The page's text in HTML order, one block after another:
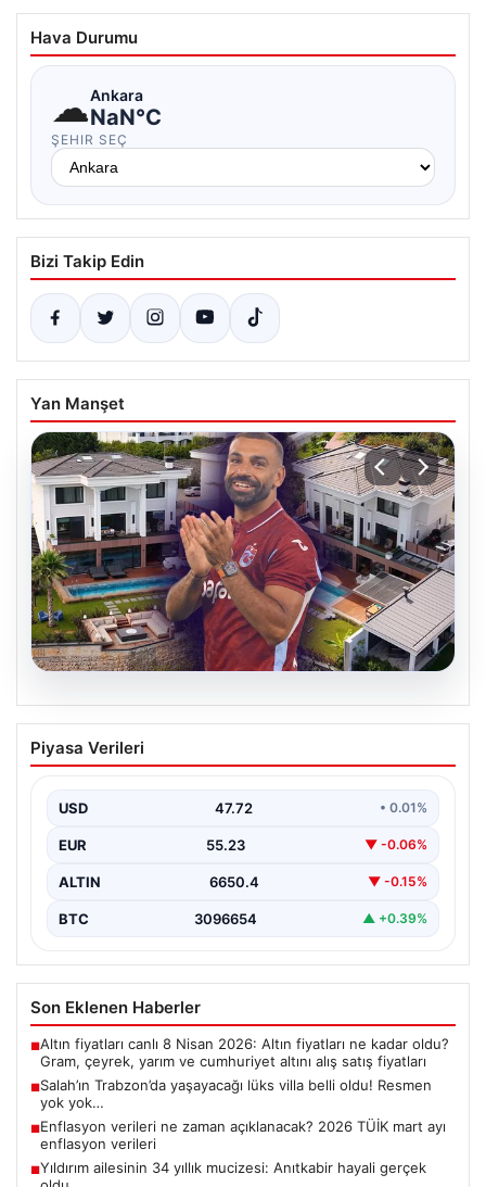
Hava Durumu
☁Ankara
NaN°C
ŞEHIR SEÇ
Bizi Takip Edin
Yan Manşet
Salah’ın Trabzon’da yaşayacağı lüks
villa belli oldu! Resmen yok yok…
Piyasa Verileri
USD 47.72 • 0.01%
EUR 55.23 ▼ -0.06%
ALTIN 6650.4 ▼ -0.15%
BTC 3096654 ▲ +0.39%
Son Eklenen Haberler
■Altın fiyatları canlı 8 Nisan 2026: Altın fiyatları ne kadar oldu?
Gram, çeyrek, yarım ve cumhuriyet altını alış satış fiyatları
■Salah’ın Trabzon’da yaşayacağı lüks villa belli oldu! Resmen
yok yok…
■Enflasyon verileri ne zaman açıklanacak? 2026 TÜİK mart ayı
enflasyon verileri
■Yıldırım ailesinin 34 yıllık mucizesi: Anıtkabir hayali gerçek